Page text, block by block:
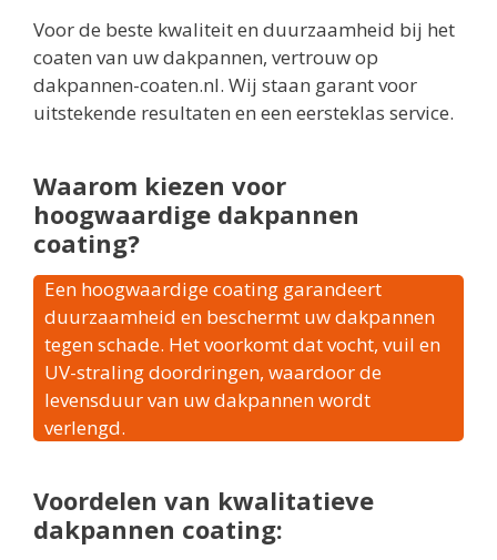
Voor de beste kwaliteit en duurzaamheid bij het
coaten van uw dakpannen, vertrouw op
dakpannen-coaten.nl. Wij staan garant voor
uitstekende resultaten en een eersteklas service.
Waarom kiezen voor
hoogwaardige dakpannen
coating?
Een hoogwaardige coating garandeert
duurzaamheid en beschermt uw dakpannen
tegen schade. Het voorkomt dat vocht, vuil en
UV-straling doordringen, waardoor de
levensduur van uw dakpannen wordt
verlengd.
Voordelen van kwalitatieve
dakpannen coating: